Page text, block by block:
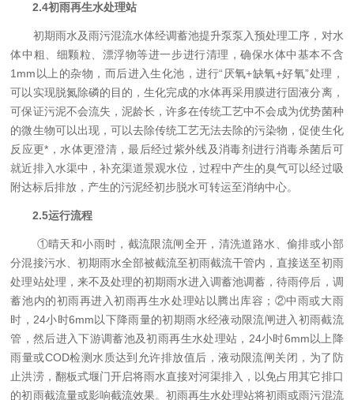
2.4初雨再生水处理站
初期雨水及雨污混流水体经调蓄池提升泵泵入预处理工序，对水
体中粗、细颗粒、漂浮物等进一步进行清理，确保水体中基本不含
1mm以上的杂物，而后进入生化池，进行“厌氧+缺氧+好氧”处理，
可以实现脱氮除磷的目的，生化完成的水体再采用膜进行固液分离，
可保证污泥不会流失，泥龄长，许多在传统工艺中不会成为优势菌种
的微生物可以出现，可以去除传统工艺无法去除的污染物，促使生化
反应更*，水体更澄清，最后经过紫外线及消毒剂进行消毒杀菌后可
就近排入水渠中，补充渠道景观水位，过程中产生的臭气可以经过吸
附达标后排放，产生的污泥经初步脱水可转运至消纳中心。
2.5运行流程
①晴天和小雨时，截流限流闸全开，清洗道路水、偷排或小部
分混接污水、初期雨水全部被截流至初雨截流干管内，直接送至初雨
处理站处理，来不及处理的初期雨水进入调蓄池调蓄，待雨停后，调
蓄池内的初雨再进入初雨再生水处理站以腾出库容；②中雨或大雨
时，24小时6mm以下降雨量的初期雨水经液动限流闸进入初雨截流
管，然后进入下游调蓄池及初雨再生水处理站，24小时6mm以上降
雨量或COD检测水质达到允许排放值后，液动限流闸关闭，为了防
止洪涝，翻板式堰门开启将雨水直接对河渠排入，以免占用其它排口
的初雨截流量或影响截流效果。初雨再生水处理站将初雨或雨污混流